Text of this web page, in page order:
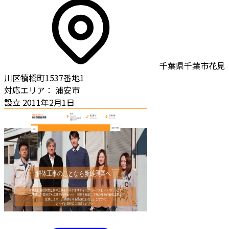
千葉県千葉市花見
川区犢橋町1537番地1
対応エリア： 浦安市
設立 2011年2月1日